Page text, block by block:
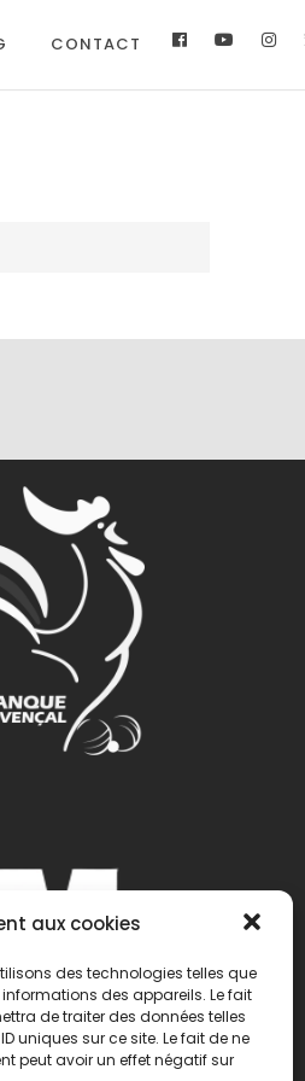
aux cookies
des technologies telles que
des appareils. Le fait
de traiter des données telles
uniques sur ce site. Le fait de ne
peut avoir un effet négatif sur
CONTACT